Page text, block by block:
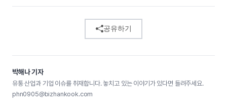
공유하기
박해나 기자
유통 산업과 기업 이슈를 취재합니다. 놓치고 있는 이야기가 있다면 들려주세요.
phn0905@bizhankook.com